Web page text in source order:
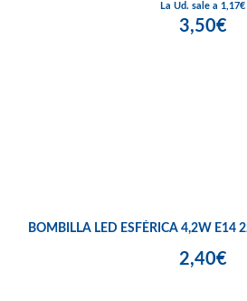
La Ud. sale a 1,17€
3,50€
BOMBILLA LED ESFÉRICA 4,2W E14
2,40€